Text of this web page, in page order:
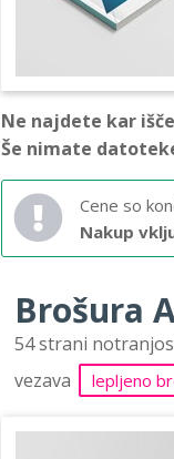
Ne najdete kar
Še nimate
Cene so
Nakup
Brošura
54 strani
vezava
lepljeno